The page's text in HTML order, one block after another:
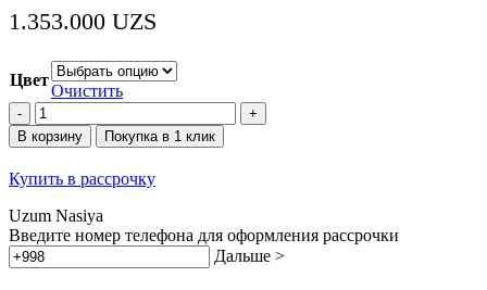
1.353.000 UZS
Цвет
Очистить
Количество
товара
Умная
Яндекс
Станция
Мини
3
с
В корзину Покупка в 1 клик
Купить в рассрочку
Uzum Nasiya
Введите номер телефона для оформления рассрочки
Дальше >